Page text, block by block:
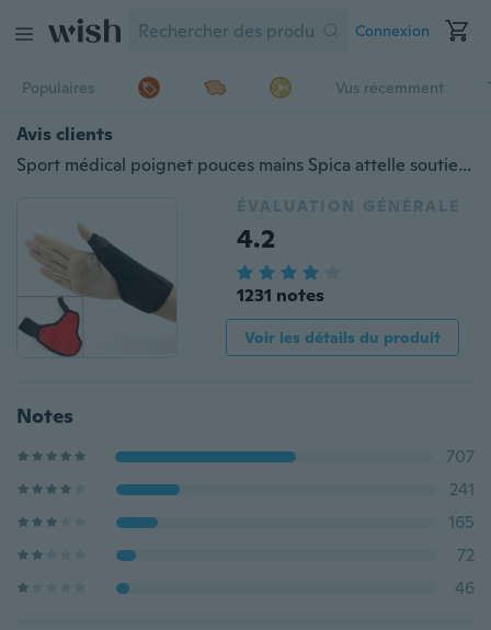
Connexion
Populaires Vus récemment
Avis clients
Sport médical poignet pouces mains Spica attelle soutien orthèse stabilisateur arthrite BAS
ÉVALUATION GÉNÉRALE
4.2
1231 notes
Voir les détails du produit
Notes
707
241
165
72
46